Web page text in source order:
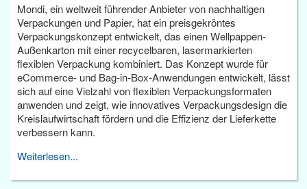
Mondi, ein weltweit führender Anbieter von nachhaltigen
Verpackungen und Papier, hat ein preisgekröntes
Verpackungskonzept entwickelt, das einen Wellpappen-
Außenkarton mit einer recycelbaren, lasermarkierten
flexiblen Verpackung kombiniert. Das Konzept wurde für
eCommerce- und Bag-in-Box-Anwendungen entwickelt, lässt
sich auf eine Vielzahl von flexiblen Verpackungsformaten
anwenden und zeigt, wie innovatives Verpackungsdesign die
Kreislaufwirtschaft fördern und die Effizienz der Lieferkette
verbessern kann.
Weiterlesen...